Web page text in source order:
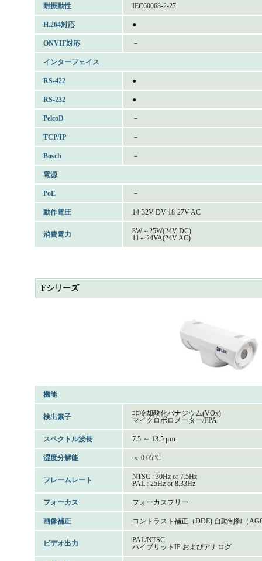
耐振動性 IEC60068-2-27
H.264対応 ●
ONVIF対応 －
インターフェイス
RS-422 ●
RS-232 ●
PelcoD －
TCP/IP －
Bosch －
電源
PoE －
動作電圧 14-32V DV 18-27V AC
消費電力
3W～25W(24V DC)
11～24VA(24V AC)
Fシリーズ
機能
検出素子
非冷却酸化バナジウム(VOx)
マイクロボロメーター/FPA
スペクトル波長 7.5 ～ 13.5 μｍ
湿度分解能 ＜ 0.05°C
フレームレート
NTSC : 30Hz or 7.5Hz
PAL : 25Hz or 8.33Hz
フォーカス フォーカスフリー
画像補正 コントラスト補正（DDE) 自動制御（
ビデオ出力
PAL/NTSC
ハイブリットIP およびアナログ